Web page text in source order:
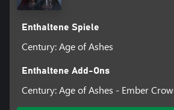
Enthaltene Spiele
Century: Age of Ashes
Enthaltene Add-Ons
Century: Age of Ashes - Ember